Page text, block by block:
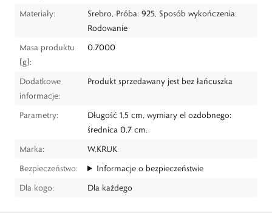
Materiały:
Srebro, Próba: 925, Sposób wykończenia:
Rodowanie
Masa produktu
[g]:
0.7000
Dodatkowe
informacje:
Produkt sprzedawany jest bez łańcuszka
Parametry:
Długość 1,5 cm, wymiary el ozdobnego:
średnica 0,7 cm.
Marka:
W.KRUK
Bezpieczeństwo:
Informacje o bezpieczeństwie
Dla kogo:
Dla każdego